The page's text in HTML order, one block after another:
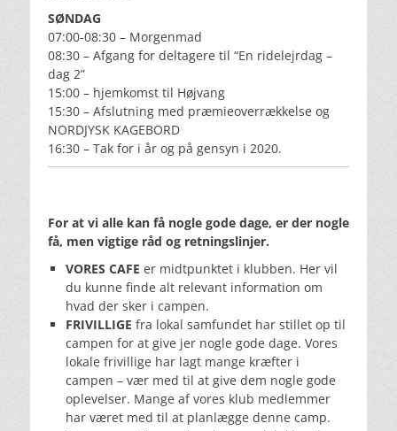
SØNDAG
07:00-08:30 – Morgenmad
08:30 – Afgang for deltagere til “En ridelejrdag –
dag 2”
15:00 – hjemkomst til Højvang
15:30 – Afslutning med præmieoverrækkelse og
NORDJYSK KAGEBORD
16:30 – Tak for i år og på gensyn i 2020.
For at vi alle kan få nogle gode dage, er der nogle
få, men vigtige råd og retningslinjer.
VORES CAFE er midtpunktet i klubben. Her vil
du kunne finde alt relevant information om
hvad der sker i campen.
FRIVILLIGE fra lokal samfundet har stillet op til
campen for at give jer nogle gode dage. Vores
lokale frivillige har lagt mange kræfter i
campen – vær med til at give dem nogle gode
oplevelser. Mange af vores klub medlemmer
har været med til at planlægge denne camp.